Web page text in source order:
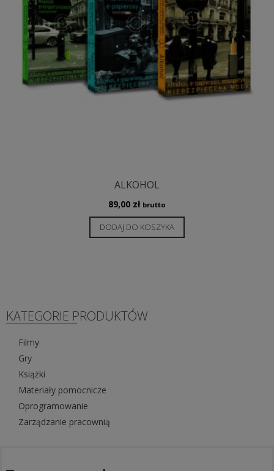
ALKOHOL
89,00 zł brutto
DODAJ DO KOSZYKA
KATEGORIE PRODUKTÓW
Filmy
Gry
Książki
Materiały pomocnicze
Oprogramowanie
Zarządzanie pracownią